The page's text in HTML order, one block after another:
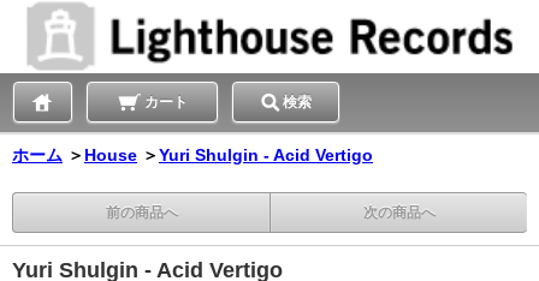
カート 検索
ホーム ＞ House ＞Yuri Shulgin - Acid Vertigo
前の商品へ 次の商品へ
Yuri Shulgin - Acid Vertigo